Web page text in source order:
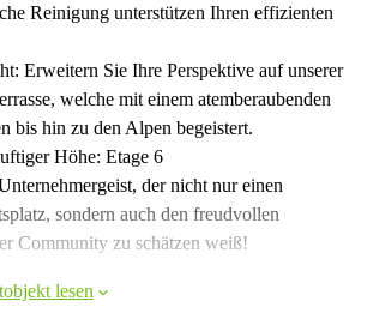
Reinigung unterstützen Ihren effizienten
Erweitern Sie Ihre Perspektive auf unserer
welche mit einem atemberaubenden
bis hin zu den Alpen begeistert.
Höhe: Etage 6
der nicht nur einen
sondern auch den freudvollen
Community zu schätzen weiß!
lesen